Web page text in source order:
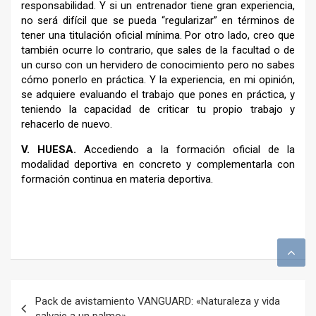
responsabilidad. Y si un entrenador tiene gran experiencia,
no será difícil que se pueda “regularizar” en términos de
tener una titulación oficial mínima. Por otro lado, creo que
también ocurre lo contrario, que sales de la facultad o de
un curso con un hervidero de conocimiento pero no sabes
cómo ponerlo en práctica. Y la experiencia, en mi opinión,
se adquiere evaluando el trabajo que pones en práctica, y
teniendo la capacidad de criticar tu propio trabajo y
rehacerlo de nuevo.
V. HUESA.Accediendo a la formación oficial de la
modalidad deportiva en concreto y complementarla con
formación continua en materia deportiva.
Pack de avistamiento VANGUARD: «Naturaleza y vida